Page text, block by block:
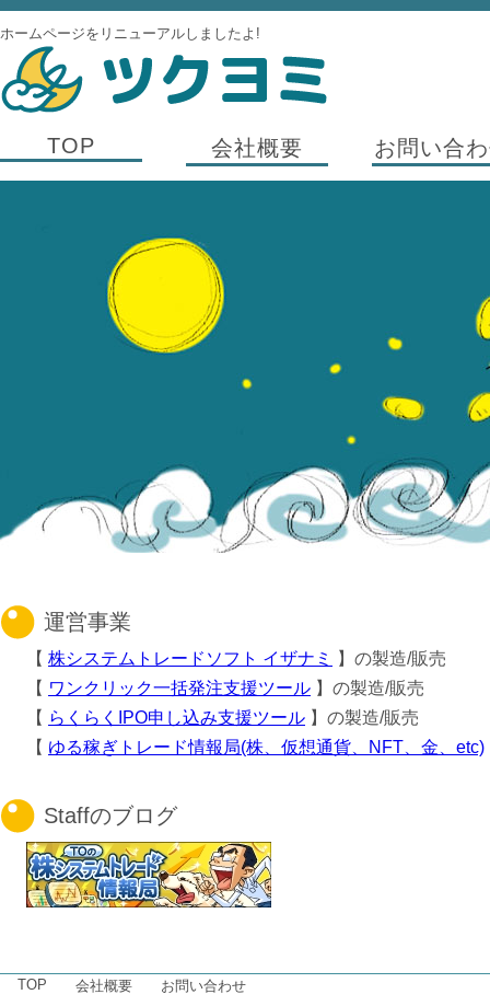
ホームページをリニューアルしましたよ!
TOP 会社概要 お問い合
運営事業
【 株システムトレードソフト イザナミ
】の製造/販売
【 ワンクリック一括発注支援ツール 】の製造/販売
【 らくらくIPO申し込み支援ツール 】の製造/販売
【 ゆる稼ぎトレード情報局(株、仮想通貨、NFT、金、etc)
Staffのブログ
TOP 会社概要 お問い合わせ